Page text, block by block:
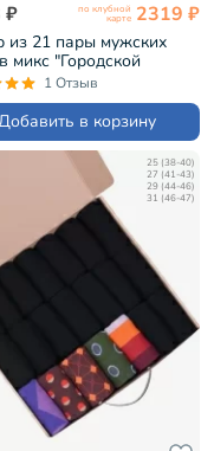
₽ по клубной
карте 2319 ₽
из 21 пары мужских
микс "Городской
(НС-21-206)
1 Отзыв
в корзину
25 (38-40)
27 (41-43)
29 (44-46)
31 (46-47)